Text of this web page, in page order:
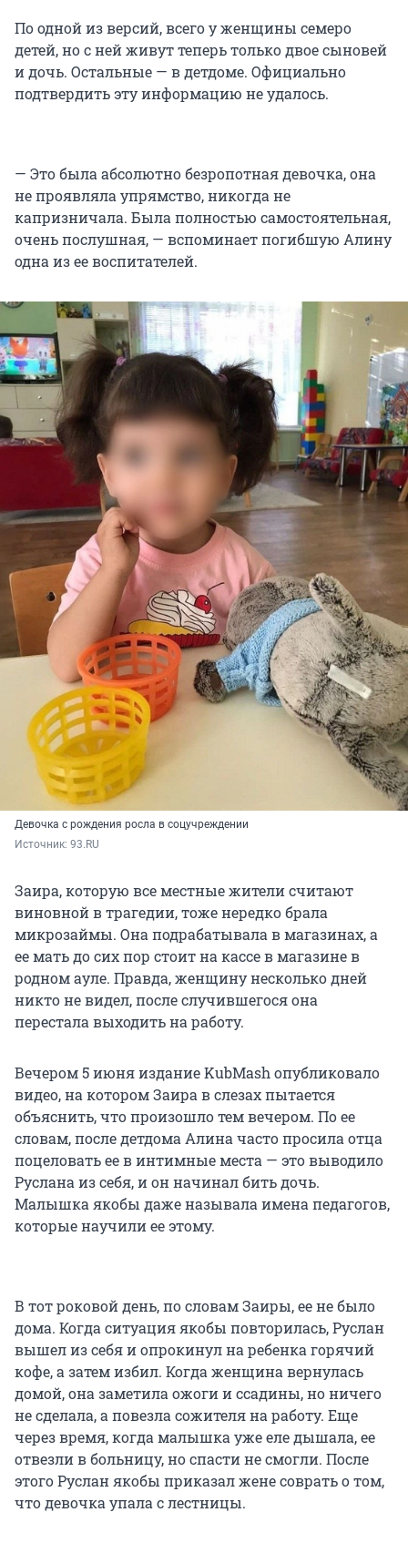
По одной из версий, всего у женщины семеро
детей, но с ней живут теперь только двое сыновей
и дочь. Остальные — в детдоме. Официально
подтвердить эту информацию не удалось.
— Это была абсолютно безропотная девочка, она
не проявляла упрямство, никогда не
капризничала. Была полностью самостоятельная,
очень послушная, — вспоминает погибшую Алину
одна из ее воспитателей.
Девочка с рождения росла в соцучреждении
Источник: 93.RU
Заира, которую все местные жители считают
виновной в трагедии, тоже нередко брала
микрозаймы. Она подрабатывала в магазинах, а
ее мать до сих пор стоит на кассе в магазине в
родном ауле. Правда, женщину несколько дней
никто не видел, после случившегося она
перестала выходить на работу.
Вечером 5 июня издание KubMash опубликовало
видео, на котором Заира в слезах пытается
объяснить, что произошло тем вечером. По ее
словам, после детдома Алина часто просила отца
поцеловать ее в интимные места — это выводило
Руслана из себя, и он начинал бить дочь.
Малышка якобы даже называла имена педагогов,
которые научили ее этому.
В тот роковой день, по словам Заиры, ее не было
дома. Когда ситуация якобы повторилась, Руслан
вышел из себя и опрокинул на ребенка горячий
кофе, а затем избил. Когда женщина вернулась
домой, она заметила ожоги и ссадины, но ничего
не сделала, а повезла сожителя на работу. Еще
через время, когда малышка уже еле дышала, ее
отвезли в больницу, но спасти не смогли. После
этого Руслан якобы приказал жене соврать о том,
что девочка упала с лестницы.